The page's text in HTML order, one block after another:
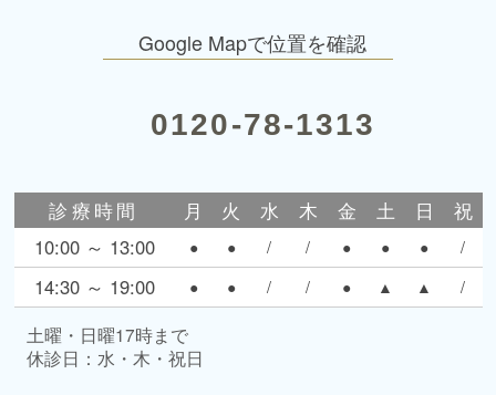
Google Mapで位置を確認
0120-78-1313
診療時間 月 火 水 木 金 土 日
祝
10:00 ～ 13:00
● ● / / ● ● ● /
14:30 ～ 19:00 ● ● / / ● ▲ ▲ /
土曜・日曜17時まで
休診日：水・木・祝日